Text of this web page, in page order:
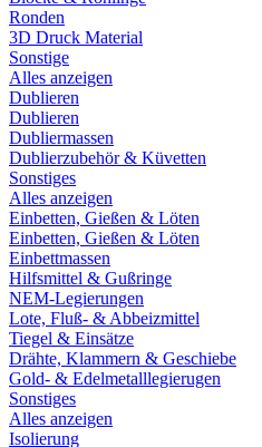
Ronden
3D Druck Material
Sonstige
Alles anzeigen
Dublieren
Dublieren
Dubliermassen
Dublierzubehör & Küvetten
Sonstiges
Alles anzeigen
Einbetten, Gießen & Löten
Einbetten, Gießen & Löten
Einbettmassen
Hilfsmittel & Gußringe
NEM-Legierungen
Lote, Fluß- & Abbeizmittel
Tiegel & Einsätze
Drähte, Klammern & Geschiebe
Gold- & Edelmetalllegierugen
Sonstiges
Alles anzeigen
Isolierung